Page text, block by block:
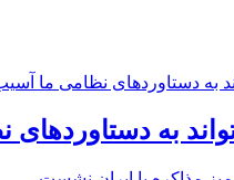
به دستاوردهای